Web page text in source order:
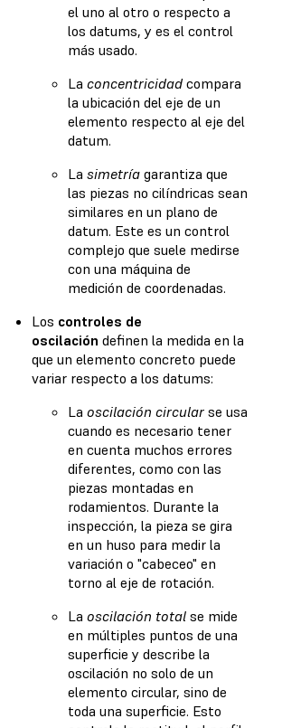
el uno al otro o respecto a
los datums, y es el control
más usado.
La concentricidad compara
la ubicación del eje de un
elemento respecto al eje del
datum.
La simetría garantiza que
las piezas no cilíndricas sean
similares en un plano de
datum. Este es un control
complejo que suele medirse
con una máquina de
medición de coordenadas.
Los controles de
oscilación definen la medida en la
que un elemento concreto puede
variar respecto a los datums:
La oscilación circular se usa
cuando es necesario tener
en cuenta muchos errores
diferentes, como con las
piezas montadas en
rodamientos. Durante la
inspección, la pieza se gira
en un huso para medir la
variación o "cabeceo" en
torno al eje de rotación.
La oscilación total se mide
en múltiples puntos de una
superficie y describe la
oscilación no solo de un
elemento circular, sino de
toda una superficie. Esto